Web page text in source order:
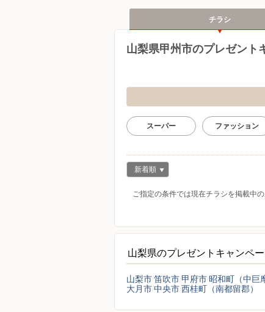
チラシ
山梨県甲州市のプレゼント
スーパー ファッション
新着順
ご指定の条件では現在チラシを掲載中の
山梨県のプレゼントキャンペ
山梨市笛吹市 甲府市 昭和町（中巨
大月市中央市西桂町（南都留郡）